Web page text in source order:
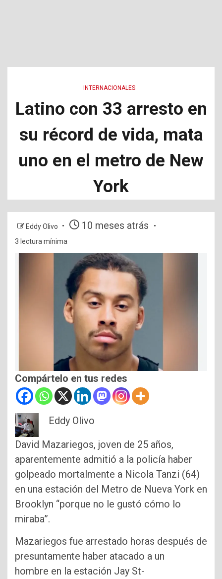
INTERNACIONALES
Latino con 33 arresto en
su récord de vida, mata
uno en el metro de New
York
Eddy Olivo 10 meses atrás
3 lectura mínima
Compártelo en tus redes
Eddy Olivo
David Mazariegos, joven de 25 años,
aparentemente admitió a la policía haber
golpeado mortalmente a Nicola Tanzi (64)
en una estación del Metro de Nueva York en
Brooklyn “porque no le gustó cómo lo
miraba”.
Mazariegos fue arrestado horas después de
presuntamente haber atacado a un
hombre en la estación Jay St-